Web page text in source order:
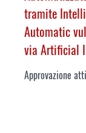
tramite
Automatic
via Artificial
Approvazione atti